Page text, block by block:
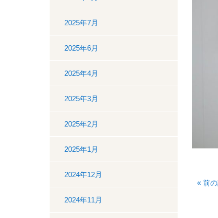
«前の
2025年7月
2025年6月
2025年4月
2025年3月
2025年2月
2025年1月
2024年12月
2024年11月